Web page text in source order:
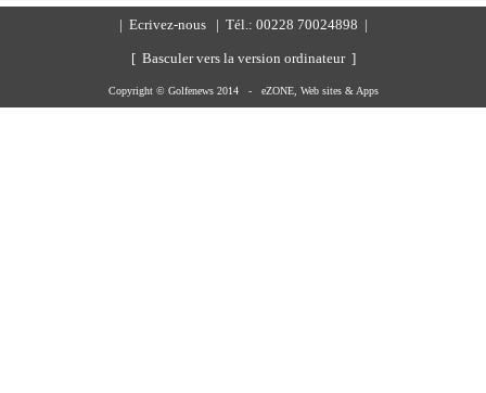
Ecrivez-nous | Tél.: 00228 70024898 |
[ Basculer vers la version ordinateur ]
Copyright © Golfenews 2014 - eZONE, Web sites & Apps